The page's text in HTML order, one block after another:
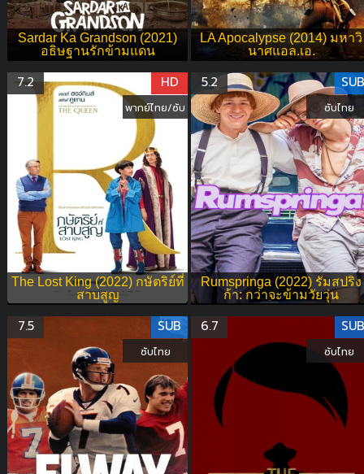
Sardar Ka Grandson (2021)
อธิษฐานรักข้ามแดน
LA Apocalypse (2014) มหาวิ
นาศแอล.เอ.
The Lost King (2022) กษัตริย์ที่
สาบสูญ
7.2 HD
พากย์ไทย/ซับ
Rumspringa (2022) รัมสปริง
ก้า: กว่าจะข้ามวัยวุ่น
5.2 SUB
ซับไทย
7.5 SUB
ซับไทย
6.7 SUB
ซับไทย